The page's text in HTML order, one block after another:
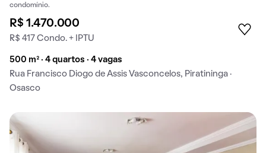
condomínio.
R$ 1.470.000
R$ 417 Condo. + IPTU
500 m² · 4 quartos · 4 vagas
Rua Francisco Diogo de Assis Vasconcelos, Piratininga ·
Osasco